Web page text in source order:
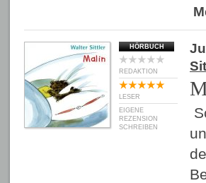
HÖRBUCH
REDAKTION
LESER
EIGENE
REZENSION
SCHREIBEN